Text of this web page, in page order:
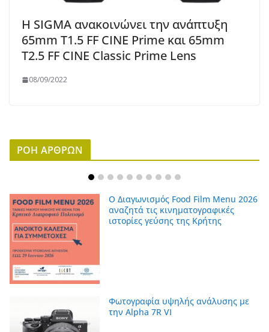
Η SIGMA ανακοινώνει την ανάπτυξη
65mm T1.5 FF CINE Prime και 65mm
T2.5 FF CINE Classic Prime Lens
08/09/2022
ΡΟΗ ΑΡΘΡΩΝ
Ο Διαγωνισμός Food Film Menu 2026
αναζητά τις κινηματογραφικές
ιστορίες γεύσης της Κρήτης
Φωτογραφία υψηλής ανάλυσης με
την Alpha 7R VI